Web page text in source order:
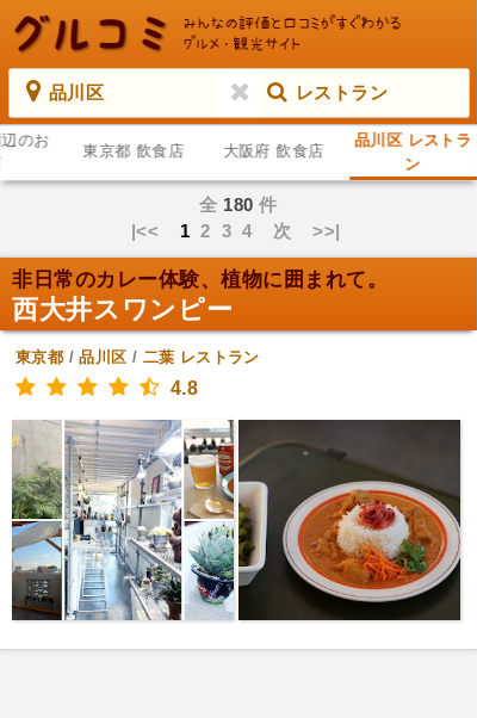
品川区 レストラン
のお
東京都 飲食店 大阪府 飲食店
品川区 レストラ
ン
全 180 件
|<< 12 3 4 次 >>|
非日常のカレー体験、植物に囲まれて。
西大井スワンピー
東京都 /品川区 / 二葉 レストラン
4.8